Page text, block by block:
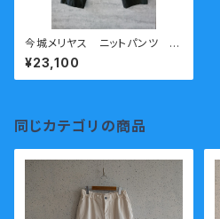
今城メリヤス ニットパンツ
ブラック
¥23,100
同じカテゴリの商品